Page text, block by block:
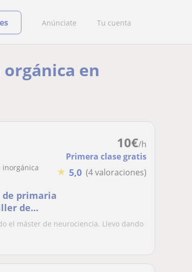
Anúnciate Tu cuenta
en
10€/h
Primera clase gratis
★ 5,0 (4 valoraciones)
inorgánica
de primaria
de
química,
el máster de neurociencia. Llevo dando